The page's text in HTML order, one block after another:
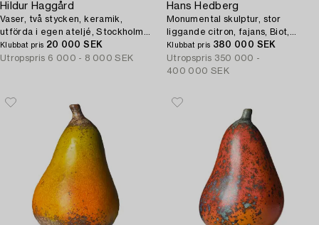
Hildur Haggård
Vaser, två stycken, keramik,
utförda i egen ateljé, Stockholm
1930-tal.
Klubbat pris 20 000 SEK
Utropspris 6 000 - 8 000 SEK
Hans Hedberg
Monumental skulptur, stor
liggande citron, fajans, Biot,
Frankrike.
Klubbat pris 380 000 SEK
Utropspris 350 000 -
400 000 SEK